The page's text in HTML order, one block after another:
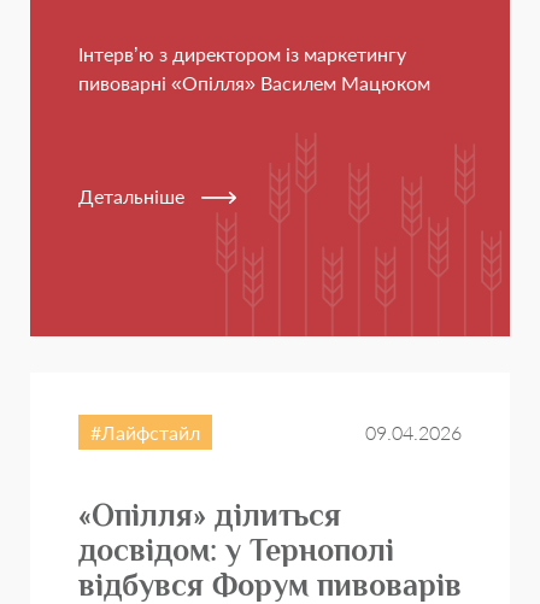
Інтерв’ю з директором із маркетингу
пивоварні «Опілля» Василем Мацюком
Детальніше
Лайфстайл 09.04.2026
«Опілля» ділиться
досвідом: у Тернополі
відбувся Форум пивоварів